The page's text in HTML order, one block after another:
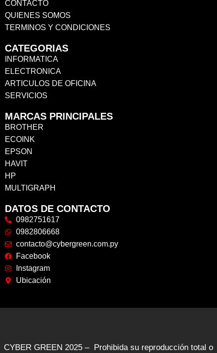
CONTACTO
QUIENES SOMOS
TERMINOS Y CONDICIONES
CATEGORIAS
INFORMATICA
ELECTRONICA
ARTICULOS DE OFICINA
SERVICIOS
MARCAS PRINCIPALES
BROTHER
ECOINK
EPSON
HAVIT
HP
MULTIGRAPH
DATOS DE CONTACTO
0982751617
0982806668
contacto@cybergreen.com.py
Facebook
Instagram
Ubicación
CYBER GREEN 2025 – Prohibida su reproducción total o